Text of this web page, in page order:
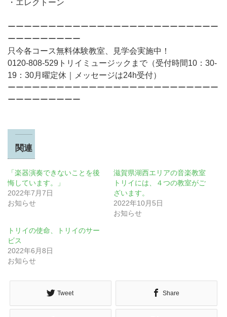
・エレクトーン
ーーーーーーーーーーーーーーーーーーーーーーーーーー
ーーーーーーーーー
只今各コース無料体験教室、見学会実施中！
0120-808-529トリイミュージックまで（受付時間10：30-
19：30月曜定休｜メッセージは24h受付）
ーーーーーーーーーーーーーーーーーーーーーーーーーー
ーーーーーーーーー
関連
「楽器演奏できないことを後
悔しています。」
2022年7月7日
お知らせ
滋賀県湖西エリアの音楽教室
トリイには、４つの教室がご
ざいます。
2022年10月5日
お知らせ
トリイの使命、トリイのサー
ビス
2022年6月8日
お知らせ
Tweet Share